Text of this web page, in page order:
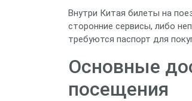
Внутри Китая билеты на
сторонние сервисы, либо
требуются паспорт для
Основные
посещения